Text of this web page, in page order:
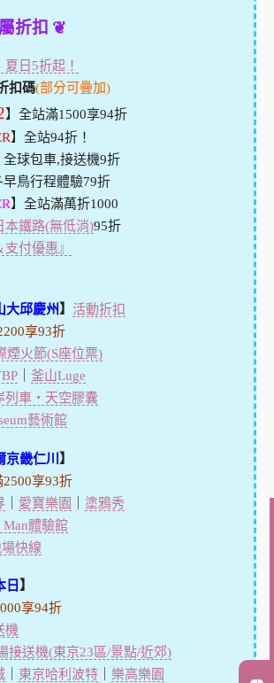
折扣 ❦
日5折起！
扣碼(部分可疊加)
】全站滿1500享94折
】全站94折！
全球包車,接送機9折
早鳥行程體驗79折
】全站滿萬折1000
本鐵路(無低消)95折
付優惠』
大邱慶州 】 活動折扣
享93折
煙火節(S座位票)
｜ 釜山Luge
列車・天空膠囊
藝術館
京畿仁川 】
2500享93折
愛寶樂園
塗鴉秀
體驗館
快線
日 】
享94折
機
接送機(東京23區/景點/近郊)
｜ 東京哈利波特｜ 樂高樂園